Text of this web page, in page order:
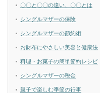
〇〇と〇〇の違い、〇〇とは
シングルマザーの保険
シングルマザーの節約術
お財布にやさしい美容と健康法
料理・お菓子の簡単節約レシピ
シングルマザーの税金
親子で楽しむ季節の行事